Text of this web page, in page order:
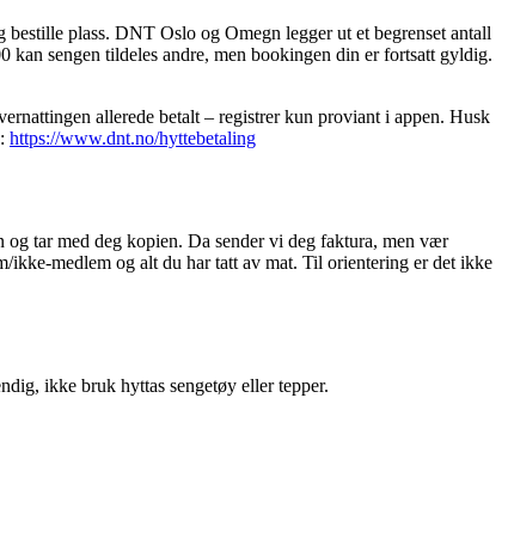
plass. DNT Oslo og Omegn legger ut et begrenset antall
sengen tildeles andre, men bookingen din er fortsatt gyldig.
allerede betalt – registrer kun proviant i appen. Husk
https://www.dnt.no/hyttebetaling
tar med deg kopien. Da sender vi deg faktura, men vær
medlem og alt du har tatt av mat. Til orientering er det ikke
ikke bruk hyttas sengetøy eller tepper.